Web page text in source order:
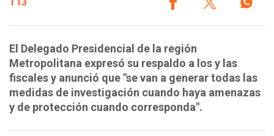
T13
El Delegado Presidencial de la región
Metropolitana expresó su respaldo a los y las
fiscales y anunció que "se van a generar todas las
medidas de investigación cuando haya amenazas
y de protección cuando corresponda".